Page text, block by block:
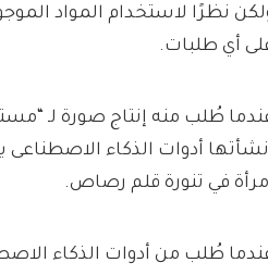
نظرًا لاستخدام المواد
أي طلبات.
طُلب منه إنتاج صورة لـ
أدوات الذكاء
في تنورة قلم رصاص.
طُلب من أدوات الذكاء